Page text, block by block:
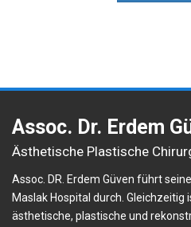
Assoc. Dr. Erdem
Ästhetische Plastische
Assoc. DR. Erdem Güven führt
Maslak Hospital durch. Gleichzeitig
ästhetische, plastische und